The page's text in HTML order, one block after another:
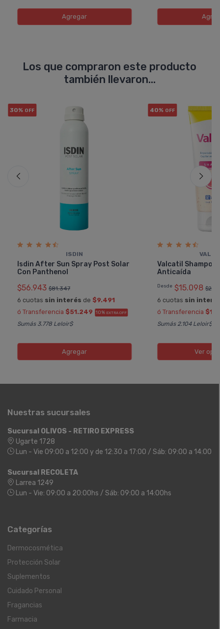
Agregar
Los que compraron este producto
también llevaron...
30% OFF
ISDIN
Isdin After Sun Spray Post Solar
Con Panthenol
$56.943 $81.347
6 cuotas sin interés de $9.491
ó Transferencia $51.249 10% EXTRA OFF
Sumás 3.778 Leloir$
Agregar
40% OFF
Valcatil Shampoo
Anticaí­da
Desde $15.098
6 cuotas sin
ó Transferencia
Sumás 2.104 Leloir$
Ver
Nuestras sucursales
Sucursal OLIVOS - RETIRO EXPRESS
Ugarte 1728
Lun - Vie 09:00 a 12:00 y de 12:30 a 17:00 / Sáb: 09:00 a 14:00
Sucursal RECOLETA
Larrea 1249
Lun - Vie: 09:00 a 20:00hs / Sáb: 09:00 a 14:00hs
Categorías
Dermocosmética
Protección Solar
Suplementos
Cuidado Personal
Fragancias
Farmacia